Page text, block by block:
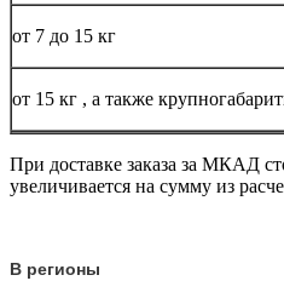
от 7 до 15 кг
от 15 кг , а также
При доставке заказа за МКАД
увеличивается на сумму из
В регионы